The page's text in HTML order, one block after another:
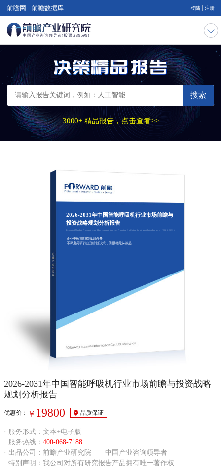
前瞻网 前瞻数据库 登陆 注册
搜索
3000+ 精品报告，点击查看>>
2026-2031年中国智能呼吸机行业市场前瞻与
投资战略规划分析报告
Report of Market Prospective and Investment Strategy Planning On China Smart Ventilator Industry（2026-2031）
企业中长期战略规划必备
不深度调研行业形势就决策，回报将无从谈起
2026-2031年中国智能呼吸机行业市场前瞻与投资战略
规划分析报告
优惠价： ￥ 19800 品质保证
· 服务形式：文本+电子版
· 服务热线： 400-068-7188
· 出品公司：前瞻产业研究院——中国产业咨询领导者
· 特别声明：我公司对所有研究报告产品拥有唯一著作权